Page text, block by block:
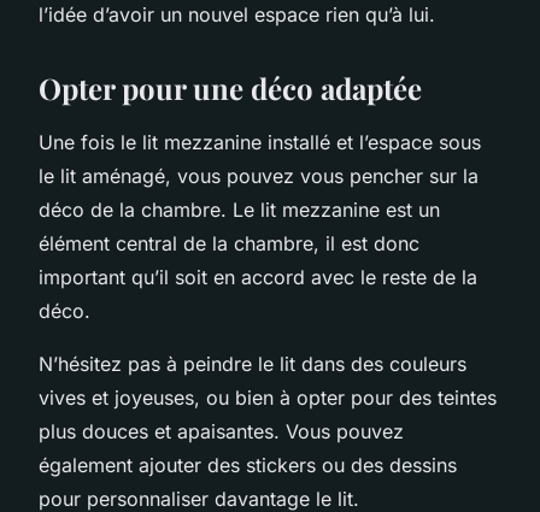
l’idée d’avoir un nouvel espace rien qu’à lui.
Opter pour une déco adaptée
Une fois le lit mezzanine installé et l’espace sous
le lit aménagé, vous pouvez vous pencher sur la
déco de la chambre. Le lit mezzanine est un
élément central de la chambre, il est donc
important qu’il soit en accord avec le reste de la
déco.
N’hésitez pas à peindre le lit dans des couleurs
vives et joyeuses, ou bien à opter pour des teintes
plus douces et apaisantes. Vous pouvez
également ajouter des stickers ou des dessins
pour personnaliser davantage le lit.